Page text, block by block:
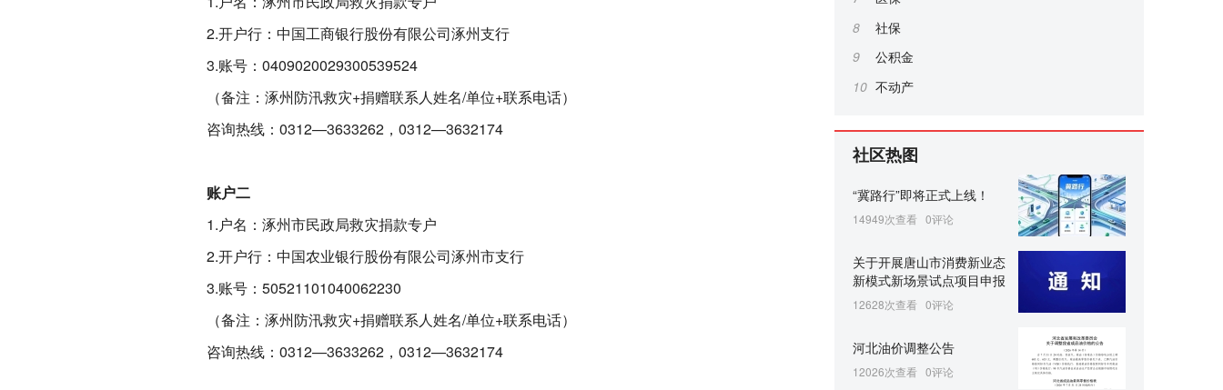
2.开户行：中国工商银行股份有限公司涿州支行
3.账号：0409020029300539524
（备注：涿州防汛救灾+捐赠联系人姓名/单位+联系电话）
咨询热线：0312—3633262，0312—3632174
账户二
1.户名：涿州市民政局救灾捐款专户
2.开户行：中国农业银行股份有限公司涿州市支行
3.账号：50521101040062230
（备注：涿州防汛救灾+捐赠联系人姓名/单位+联系电话）
咨询热线：0312—3633262，0312—3632174
8
社保
9
公积金
10 不动产
社区热图
“冀路行”即将正式上线！
14949次查看 0评论
关于开展唐山市消费新业态
新模式新场景试点项目申报
12628次查看 0评论
河北油价调整公告
12026次查看 0评论